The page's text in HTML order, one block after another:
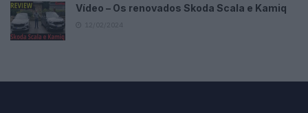
Vídeo – Os renovados Skoda Scala e Kamiq